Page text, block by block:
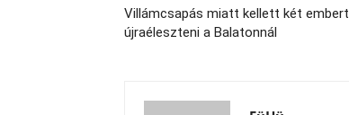
Villámcsapás miatt kellett két embert
újraéleszteni a Balatonnál